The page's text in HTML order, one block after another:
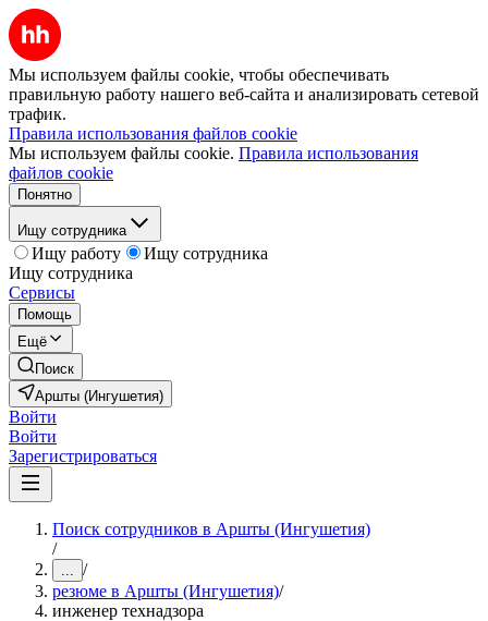
Мы используем файлы cookie, чтобы обеспечивать
правильную работу нашего веб-сайта и анализировать сетевой
трафик.
Правила использования файлов cookie
Мы используем файлы cookie. Правила использования
файлов cookie
Понятно
Ищу сотрудника
Ищу работу
Ищу сотрудника
Ищу сотрудника
Сервисы
Помощь
Ещё
Поиск
Аршты (Ингушетия)
Войти
Войти
Зарегистрироваться
Поиск сотрудников в Аршты (Ингушетия)
/
... /
резюме в Аршты (Ингушетия)/
инженер технадзора